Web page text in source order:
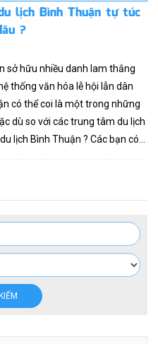
lịch Bình Thuận tự túc
?
sở hữu nhiều danh lam thắng
thống văn hóa lễ hội lẫn dân
có thể coi là một trong những
dù so với các trung tâm du lịch
lịch Bình Thuận ? Các bạn có...